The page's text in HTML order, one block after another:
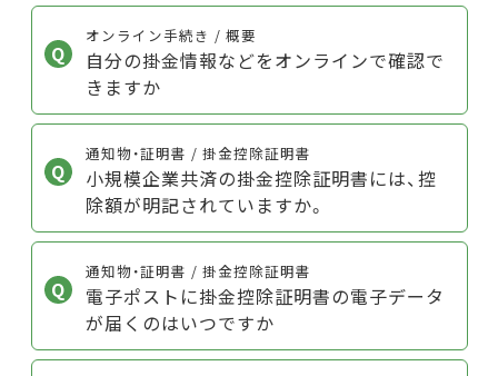
オンライン手続き / 概要
自分の掛金情報などをオンラインで確認で
きますか
通知物・証明書 / 掛金控除証明書
小規模企業共済の掛金控除証明書には、控
除額が明記されていますか。
通知物・証明書 / 掛金控除証明書
電子ポストに掛金控除証明書の電子データ
が届くのはいつですか